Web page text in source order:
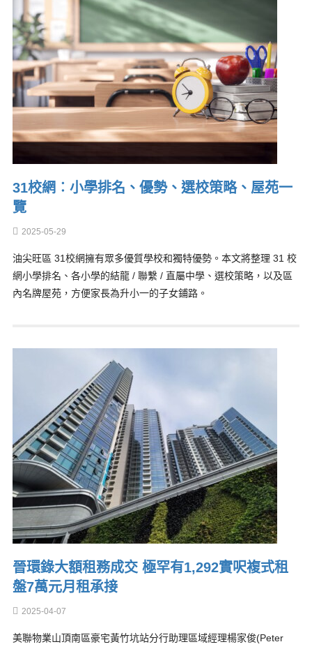
31校網︰小學排名、優勢、選校策略、屋苑一
覽
2025-05-29
油尖旺區 31校網擁有眾多優質學校和獨特優勢。本文將整理 31 校
網小學排名、各小學的結龍 / 聯繫 / 直屬中學、選校策略，以及區
內名牌屋苑，方便家長為升小一的子女鋪路。
晉環錄大額租務成交 極罕有1,292實呎複式租
盤7萬元月租承接
2025-04-07
美聯物業山頂南區豪宅黃竹坑站分行助理區域經理楊家俊(Peter